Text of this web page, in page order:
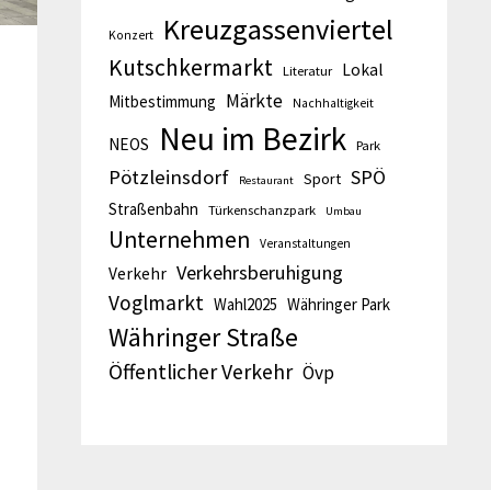
Konzert Kreuzgassenviertel
Kutschkermarkt Literatur
Lokal
Mitbestimmung Märkte Nachhaltigkeit
NEOS Neu im Bezirk Park
Pötzleinsdorf Restaurant Sport SPÖ
Straßenbahn Türkenschanzpark Umbau
Unternehmen Veranstaltungen
Verkehr Verkehrsberuhigung
Voglmarkt Wahl2025 Währinger Park
Währinger Straße
Öffentlicher Verkehr Övp